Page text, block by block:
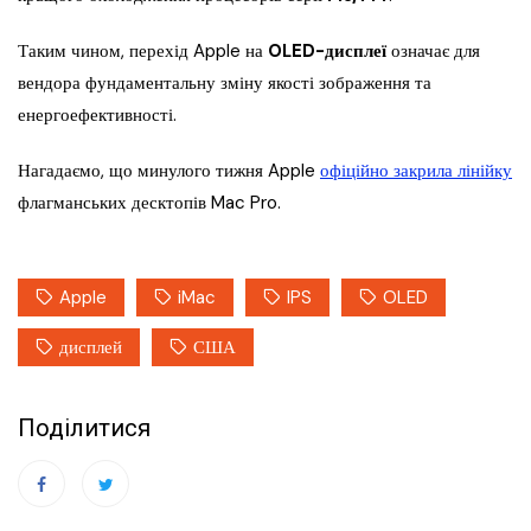
Таким чином, перехід Apple на OLED-дисплеїозначає для
вендора фундаментальну зміну якості зображення та
енергоефективності.
Нагадаємо, що минулого тижня Apple офіційно закрила лінійку
флагманських десктопів Mac Pro.
Apple iMac IPS OLED
дисплей США
Поділитися